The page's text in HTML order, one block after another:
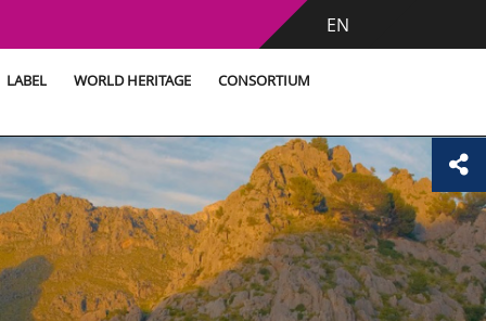
EN
LABEL WORLD HERITAGE CONSORTIUM